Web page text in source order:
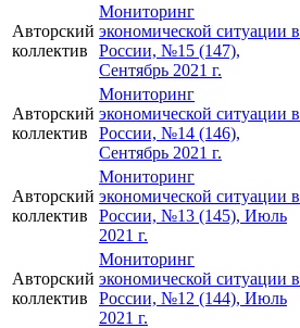
Авторский
коллектив
Мониторинг
экономической ситуации в
России, №15 (147),
Сентябрь 2021 г.
Авторский
коллектив
Мониторинг
экономической ситуации в
России, №14 (146),
Сентябрь 2021 г.
Авторский
коллектив
Мониторинг
экономической ситуации в
России, №13 (145), Июль
2021 г.
Авторский
коллектив
Мониторинг
экономической ситуации в
России, №12 (144), Июль
2021 г.